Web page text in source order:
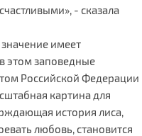
- сказала
имеет
этом заповедные
Российской Федерации
картина для
история лиса,
любовь, становится